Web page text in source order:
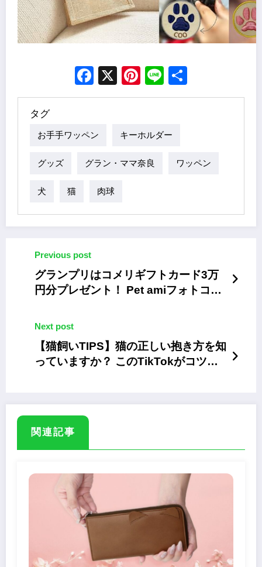
Facebook
X Pinterest
Line
タグ
お手手ワッペン キーホルダー
グッズ グラン・ママ奈良 ワッペン
犬 猫 肉球
Previous post
グランプリはコメリギフトカード3万
円分プレゼント！ Pet amiフォトコン
Next post
【猫飼いTIPS】猫の正しい抱き方を知
っていますか？ このTikTokがコツを
関連記事